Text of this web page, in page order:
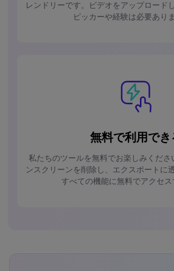
レンドリーです。ビデオをアップロード
ピッカーや経験は必要あり
無料で利用でき
私たちのツールを無料でお楽しみくださ
ンスクリーンを削除し、エクスポートに
すべての機能に無料でアクセス